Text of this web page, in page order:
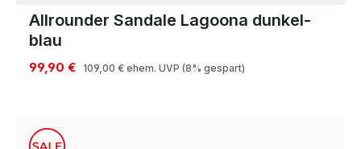
Allrounder Sandale Lagoona dunkel-
blau
99,90 € 109,00 € ehem. UVP (8% gespart)